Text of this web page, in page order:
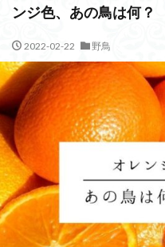
ンジ色、あの鳥は何？
2022-02-22 野鳥